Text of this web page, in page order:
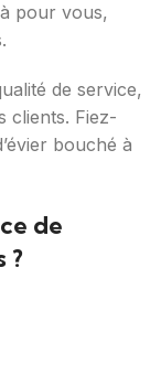
pour vous,
de service,
clients. Fiez-
bouché à
de
?